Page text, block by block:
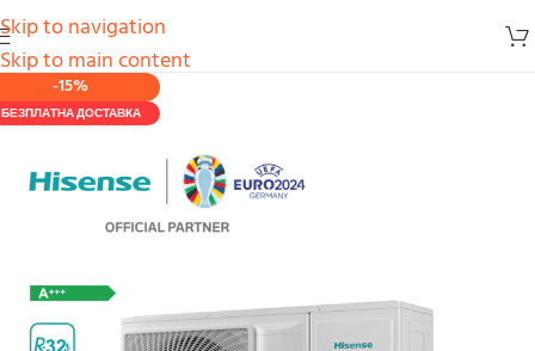
Skip to navigation
Skip to main content
-15%
БЕЗПЛАТНА ДОСТАВКА